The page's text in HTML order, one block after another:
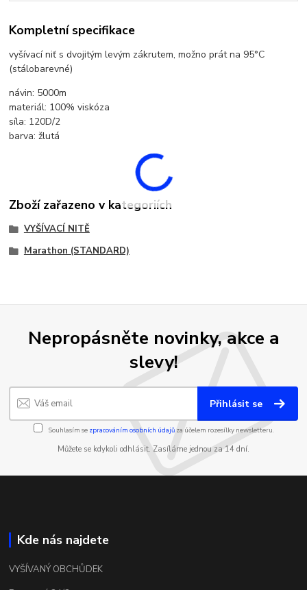
Kompletní specifikace
vyšívací niť s dvojitým levým zákrutem, možno prát na 95°C
(stálobarevné)
návin: 5000m
materiál: 100% viskóza
síla: 120D/2
barva: žlutá
Zboží zařazeno v kategoriích
VYŠÍVACÍ NITĚ
Marathon (STANDARD)
Nepropásněte novinky, akce a
slevy!
Přihlásit se
Souhlasím se zpracováním osobních údajůza účelem rozesílky newsletteru.
Můžete se kdykoli odhlásit. Zasíláme jednou za 14 dní.
Kde nás najdete
VYŠÍVANÝ OBCHŮDEK